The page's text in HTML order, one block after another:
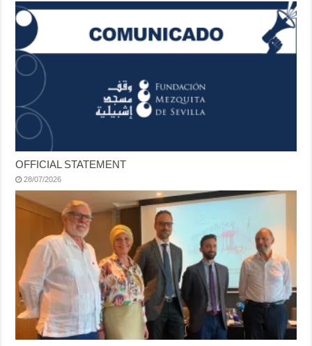
OFFICIAL STATEMENT
28/07/2026